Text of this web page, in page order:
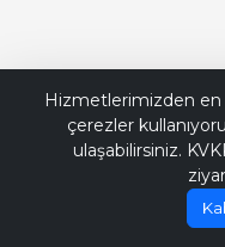
Hizmetlerimizden en
çerezler
ulaşabilirsiniz.